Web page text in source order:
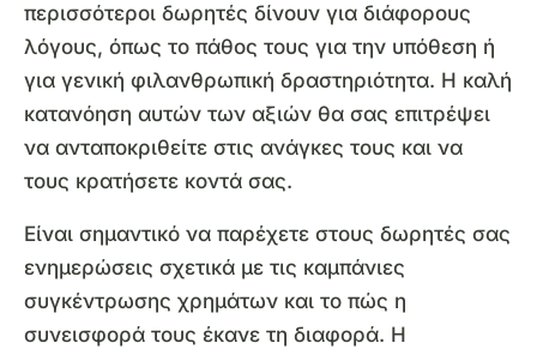
περισσότεροι δωρητές δίνουν για διάφορους
λόγους, όπως το πάθος τους για την υπόθεση ή
για γενική φιλανθρωπική δραστηριότητα. Η καλή
κατανόηση αυτών των αξιών θα σας επιτρέψει
να ανταποκριθείτε στις ανάγκες τους και να
τους κρατήσετε κοντά σας.
Είναι σημαντικό να παρέχετε στους δωρητές σας
ενημερώσεις σχετικά με τις καμπάνιες
συγκέντρωσης χρημάτων και το πώς η
συνεισφορά τους έκανε τη διαφορά. Η